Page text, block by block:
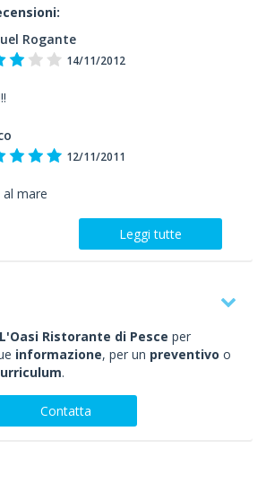
Rogante
14/11/2012
12/11/2011
mare
Leggi tutte
Ristorante di Pesce per
informazione, per un preventivo o
.
Contatta